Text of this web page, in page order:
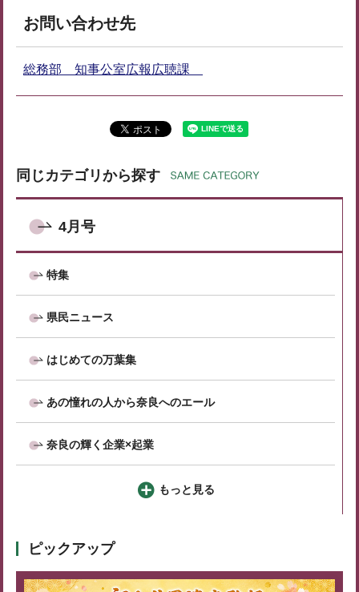
お問い合わせ先
総務部 知事公室広報広聴課
同じカテゴリから探す
4月号
特集
県民ニュース
はじめての万葉集
あの憧れの人から奈良へのエール
奈良の輝く企業×起業
もっと見る
ピックアップ